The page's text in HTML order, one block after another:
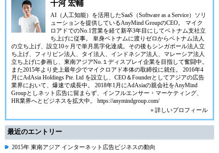
十河 宏輔
AI（人工知能）を活用したSaaS（Software as a Service）ソリ
ューションを提供しているAnyMind GroupのCEO。 マイク
ロアドでのNo.1営業を経て新卒3年目にしてベトナム支社立
ち上げに従事。 単身ベトナムに渡りゼロからベトナム法人
の立ち上げ、設立10ヶ月で単月黒字化達成。その後もシンガポール法人立
ち上げ、フィリピン法人、タイ法人、インドネシア法人、マレーシア法人
立ち上げに参画し、東南アジアNo.１ディスプレイ企業を目指して奮闘中。
また2015年より史上最年少でマイクロアド本体の取締役に就任。 2016年4
月にAdAsia Holdings Pte. Ltd を設立し、CEO＆Founderとしてアジアの広告
業界において、爆速で成長中。 2018年1月にAdAsiaの親会社をAnyMind
Groupとしネット広告に留まらず、インフルエンサー・マーケティング、
HR業界へとビジネスを拡大中。 https://anymindgroup.com/
» 詳しいプロフィール
最近のエントリー
2015年 東南アジア インターネット広告ビジネスの動向